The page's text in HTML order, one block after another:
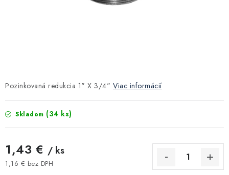
Kúrenie a chladenie
Filtrovanie a úprava vody
Záhrada a závlaha
Vetranie a rekuperácia
Pozinkovaná redukcia 1" X 3/4" Viac informácií
Skladom (34 ks)
1,43 € / ks
1,16 € bez DPH